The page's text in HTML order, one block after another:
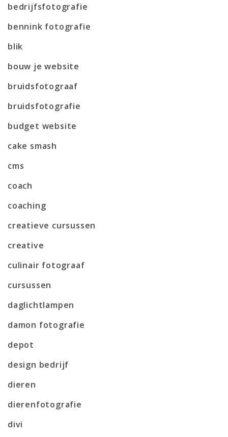
bedrijfsfotografie
bennink fotografie
blik
bouw je website
bruidsfotograaf
bruidsfotografie
budget website
cake smash
cms
coach
coaching
creatieve cursussen
creative
culinair fotograaf
cursussen
daglichtlampen
damon fotografie
depot
design bedrijf
dieren
dierenfotografie
divi